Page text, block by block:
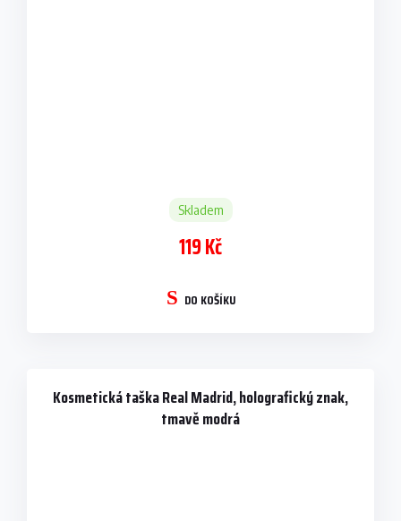
Skladem
119 Kč
DO KOŠÍKU
Kosmetická taška Real Madrid, holografický znak,
tmavě modrá